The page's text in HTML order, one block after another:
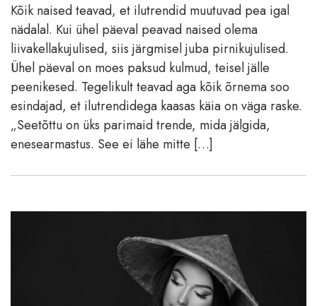
Kõik naised teavad, et ilutrendid muutuvad pea igal
nädalal. Kui ühel päeval peavad naised olema
liivakellakujulised, siis järgmisel juba pirnikujulised.
Ühel päeval on moes paksud kulmud, teisel jälle
peenikesed. Tegelikult teavad aga kõik õrnema soo
esindajad, et ilutrendidega kaasas käia on väga raske.
„Seetõttu on üks parimaid trende, mida jälgida,
enesearmastus. See ei lähe mitte […]